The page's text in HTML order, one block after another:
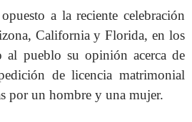
a la reciente celebración
California y Florida, en los
al pueblo su opinión acerca de
de licencia matrimonial
por un hombre y una mujer.